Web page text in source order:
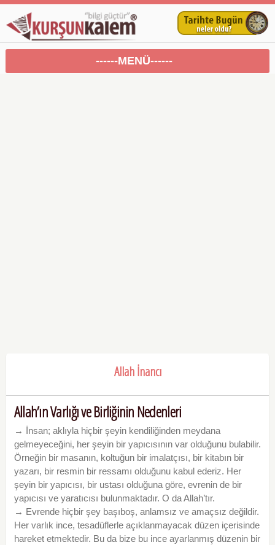
------MENÜ------
Allah İnancı
Allah’ın Varlığı ve Birliğinin Nedenleri
→ İnsan; aklıyla hiçbir şeyin kendiliğinden meydana
gelmeyeceğini, her şeyin bir yapıcısının var olduğunu bulabilir.
Örneğin bir masanın, koltuğun bir imalatçısı, bir kitabın bir
yazarı, bir resmin bir ressamı olduğunu kabul ederiz. Her
şeyin bir yapıcısı, bir ustası olduğuna göre, evrenin de bir
yapıcısı ve yaratıcısı bulunmaktadır. O da Allah’tır.
→ Evrende hiçbir şey başıboş, anlamsız ve amaçsız değildir.
Her varlık ince, tesadüflerle açıklanmayacak düzen içerisinde
hareket etmektedir. Bu da bize bu ince ayarlanmış düzenin bir